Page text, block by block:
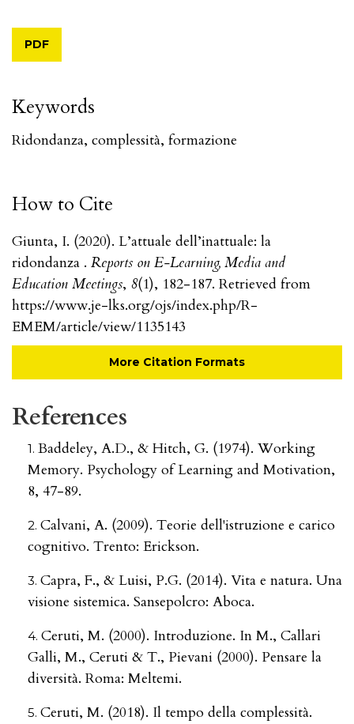
Keywords
Ridondanza, complessità, formazione
How to Cite
Giunta, I. (2020). L’attuale dell’inattuale: la
ridondanza . Reports on E-Learning, Media and
Education Meetings, 8(1), 182-187. Retrieved from
https://www.je-lks.org/ojs/index.php/R-
EMEM/article/view/1135143
More Citation Formats
PDF
References
Baddeley, A.D., & Hitch, G. (1974). Working
Memory. Psychology of Learning and Motivation,
8, 47-89.
Calvani, A. (2009). Teorie dell'istruzione e carico
cognitivo. Trento: Erickson.
Capra, F., & Luisi, P.G. (2014). Vita e natura. Una
visione sistemica. Sansepolcro: Aboca.
Ceruti, M. (2000). Introduzione. In M., Callari
Galli, M., Ceruti & T., Pievani (2000). Pensare la
diversità. Roma: Meltemi.
Ceruti, M. (2018). Il tempo della complessità.